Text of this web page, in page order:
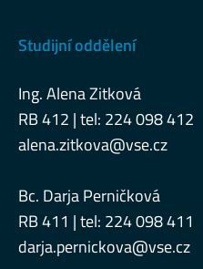
Studijní oddělení
Ing. Alena Zitková
RB 412 | tel: 224 098 412
alena.zitkova@vse.cz
Bc. Darja Perničková
RB 411 | tel: 224 098 411
darja.pernickova@vse.cz